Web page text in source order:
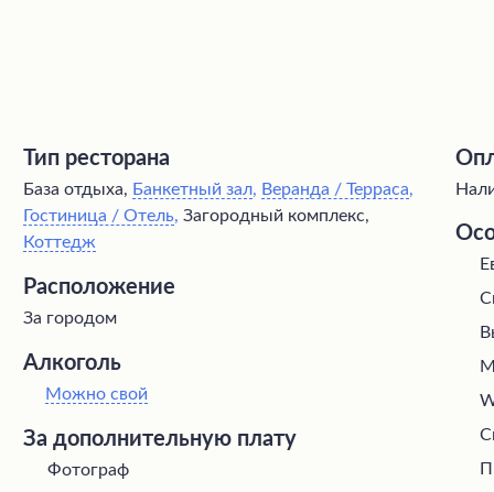
Тип ресторана
База отдыха, Банкетный зал, Веранда / Терраса,
Гостиница / Отель, Загородный комплекс,
Коттедж
Расположение
За городом
Алкоголь
Можно свой
За дополнительную плату
Фотограф